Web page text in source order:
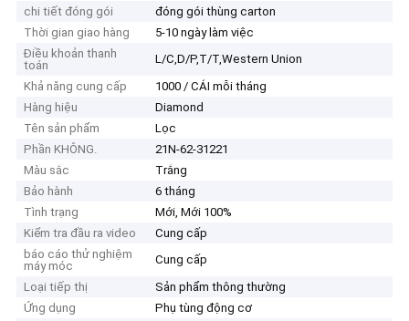
chi tiết đóng gói
đóng gói thùng carton
Thời gian giao hàng
5-10 ngày làm việc
Điều khoản thanh
toán
L/C,D/P,T/T,Western Union
Khả năng cung cấp
1000 / CÁI mỗi tháng
Hàng hiệu
Diamond
Tên sản phẩm
Lọc
Phần KHÔNG.
21N-62-31221
Màu sắc
Trắng
Bảo hành
6 tháng
Tình trạng
Mới, Mới 100%
Kiểm tra đầu ra video
Cung cấp
báo cáo thử nghiệm
máy móc
Cung cấp
Loại tiếp thị
Sản phẩm thông thường
Ứng dụng
Phụ tùng động cơ